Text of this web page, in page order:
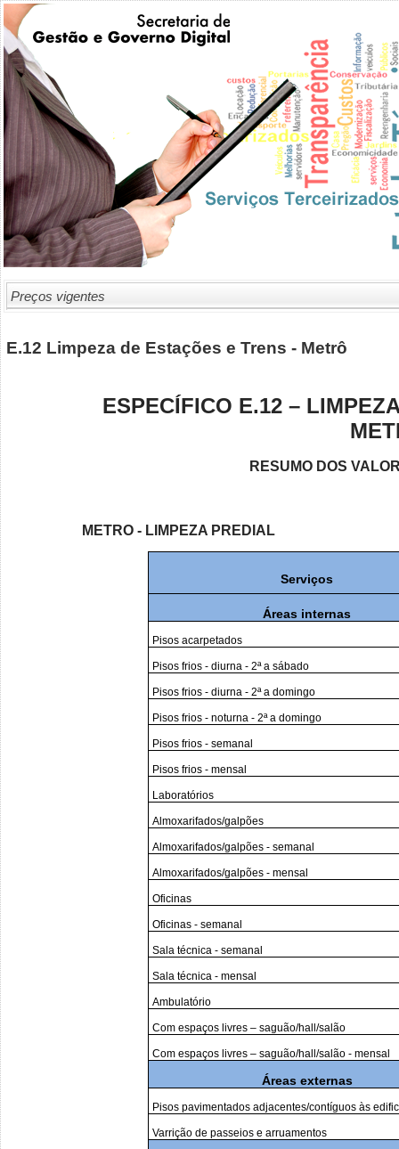
Preços vigentes
E.12 Limpeza de Estações e Trens - Metrô
ESPECÍFICO E.12 –
RESUMO DOS
METRO - LIMPEZA PREDIAL
Serviços
Áreas internas
Pisos acarpetados
Pisos frios - diurna - 2ª a sábado
Pisos frios - diurna - 2ª a domingo
Pisos frios - noturna - 2ª a domingo
Pisos frios - semanal
Pisos frios - mensal
Laboratórios
Almoxarifados/galpões
Almoxarifados/galpões - semanal
Almoxarifados/galpões - mensal
Oficinas
Oficinas - semanal
Sala técnica - semanal
Sala técnica - mensal
Ambulatório
Com espaços livres – saguão/hall/salão
Com espaços livres – saguão/hall/salão - mensal
Áreas externas
Pisos pavimentados adjacentes/contíguos às
Varrição de passeios e arruamentos